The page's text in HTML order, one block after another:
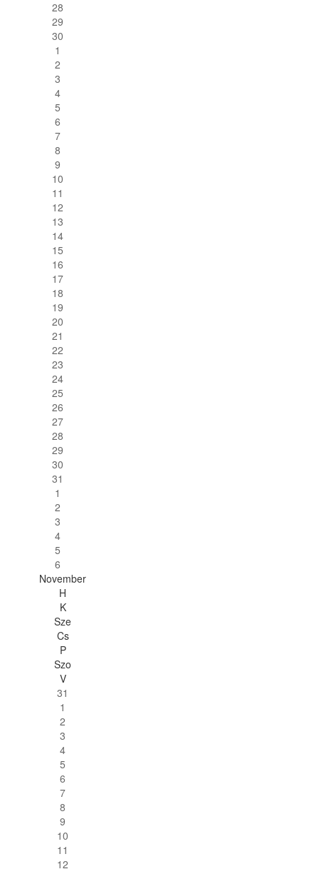
28
29
30
1
2
3
4
5
6
7
8
9
10
11
12
13
14
15
16
17
18
19
20
21
22
23
24
25
26
27
28
29
30
31
1
2
3
4
5
6
November
H
K
Sze
Cs
P
Szo
V
31
1
2
3
4
5
6
7
8
9
10
11
12